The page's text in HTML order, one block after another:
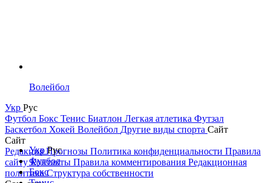
Волейбол
Укр Рус
Футбол Бокс Тенис Биатлон Легкая атлетика Футзал
Баскетбол Хокей Волейбол Другие виды спорта Сайт
Сайт
РедакцияПрогнозы Политика конфиденциальности Правила
сайтуКонтакты Правила комментирования Редакционная
политикаСтруктура собственности
УкрРус
Футбол
Бокс